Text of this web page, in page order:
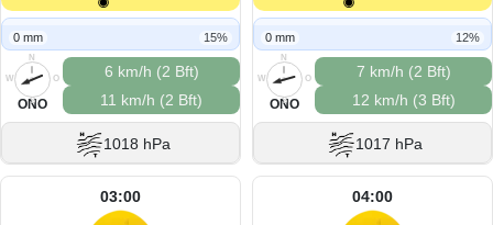
0 mm 15%
N
O
S
W
ONO
6 km/h (2 Bft)
11 km/h (2 Bft)
1018 hPa
0 mm 12%
N
O
S
W
ONO
7 km/h (2 Bft)
12 km/h (3 Bft)
1017 hPa
03:00 04:00